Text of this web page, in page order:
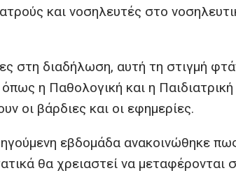
και νοσηλευτές στο
στη διαδήλωση, αυτή τη στιγμή
η Παθολογική και η
οι βάρδιες και οι εφημερίες.
εβδομάδα ανακοινώθηκε
θα χρειαστεί να